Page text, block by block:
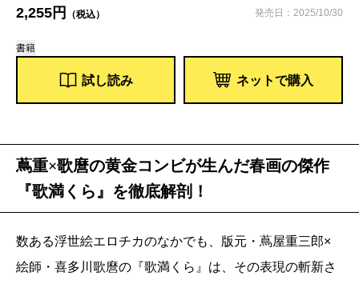
2,255円 （税込） 発売日：2025/10/30
書籍
試し読み ネットで購入
蔦重×歌麿の黄金コンビが生んだ春画の傑作
『歌満くら』を徹底解剖！
数ある浮世絵エロチカのなかでも、版元・蔦屋重三郎×
絵師・喜多川歌麿の『歌満くら』は、その表現の斬新さ